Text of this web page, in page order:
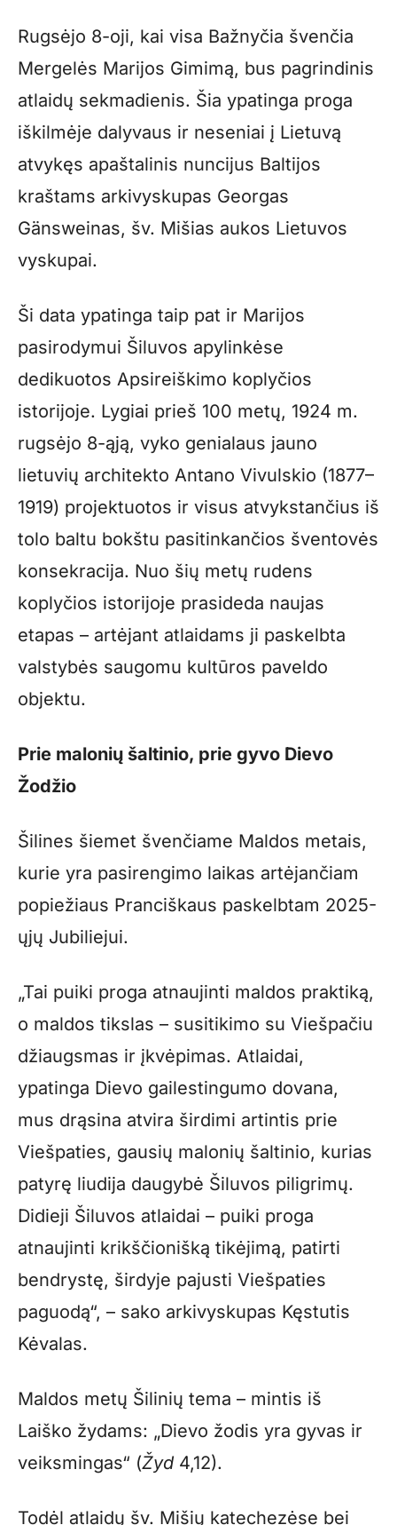
Rugsėjo 8-oji, kai visa Bažnyčia švenčia
Mergelės Marijos Gimimą, bus pagrindinis
atlaidų sekmadienis. Šia ypatinga proga
iškilmėje dalyvaus ir neseniai į Lietuvą
atvykęs apaštalinis nuncijus Baltijos
kraštams arkivyskupas Georgas
Gänsweinas, šv. Mišias aukos Lietuvos
vyskupai.
Ši data ypatinga taip pat ir Marijos
pasirodymui Šiluvos apylinkėse
dedikuotos Apsireiškimo koplyčios
istorijoje. Lygiai prieš 100 metų, 1924 m.
rugsėjo 8-ąją, vyko genialaus jauno
lietuvių architekto Antano Vivulskio (1877–
1919) projektuotos ir visus atvykstančius iš
tolo baltu bokštu pasitinkančios šventovės
konsekracija. Nuo šių metų rudens
koplyčios istorijoje prasideda naujas
etapas – artėjant atlaidams ji paskelbta
valstybės saugomu kultūros paveldo
objektu.
Prie malonių šaltinio, prie gyvo Dievo
Žodžio
Šilines šiemet švenčiame Maldos metais,
kurie yra pasirengimo laikas artėjančiam
popiežiaus Pranciškaus paskelbtam 2025-
ųjų Jubiliejui.
„Tai puiki proga atnaujinti maldos praktiką,
o maldos tikslas – susitikimo su Viešpačiu
džiaugsmas ir įkvėpimas. Atlaidai,
ypatinga Dievo gailestingumo dovana,
mus drąsina atvira širdimi artintis prie
Viešpaties, gausių malonių šaltinio, kurias
patyrę liudija daugybė Šiluvos piligrimų.
Didieji Šiluvos atlaidai – puiki proga
atnaujinti krikščionišką tikėjimą, patirti
bendrystę, širdyje pajusti Viešpaties
paguodą“, – sako arkivyskupas Kęstutis
Kėvalas.
Maldos metų Šilinių tema – mintis iš
Laiško žydams: „Dievo žodis yra gyvas ir
veiksmingas“ (Žyd 4,12).
Todėl atlaidų šv. Mišių katechezėse bei